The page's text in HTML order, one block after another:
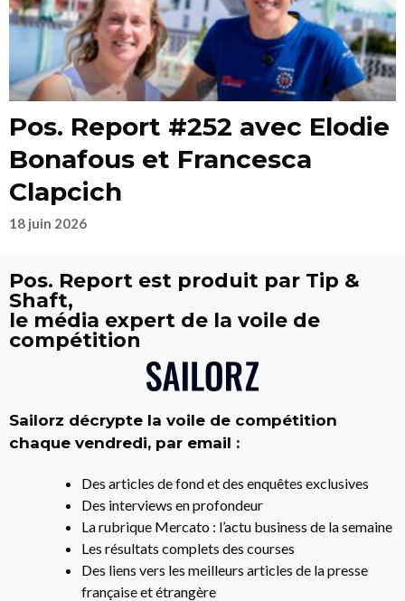
Pos. Report #252 avec Elodie
Bonafous et Francesca
Clapcich
18 juin 2026
Pos. Report est produit par Tip &
Shaft,
le média expert de la voile de
compétition
Sailorz décrypte la voile de compétition
chaque vendredi, par email :
Des articles de fond et des enquêtes exclusives
Des interviews en profondeur
La rubrique Mercato : l’actu business de la semaine
Les résultats complets des courses
Des liens vers les meilleurs articles de la presse
française et étrangère